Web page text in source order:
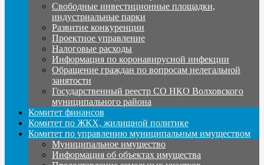
Свободные инвестиционные площадки,
индустриальные парки
Развитие конкуренции
Проектное управление
Налоговые расходы
Информация по коронавирусной инфекции
Обращение граждан по вопросам нелегальной
занятости
Государственный реестр СО НКО Волховского
муниципального района
Комитет финансов
Комитет по ЖКХ, жилищной политике
Комитет по управлению муниципальным имуществом
Муниципальное имущество
Информация об объектах имущества